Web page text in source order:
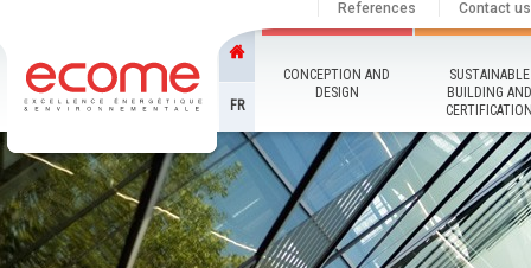
References Contact us
FR
CONCEPTION AND
DESIGN
SUSTAINABLE
BUILDING